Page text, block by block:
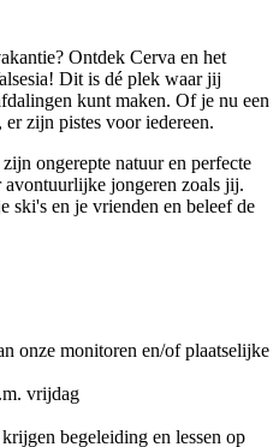
Ontdek Cerva en het
Dit is dé plek waar jij
kunt maken. Of je nu een
zijn pistes voor iedereen.
ongerepte natuur en perfecte
avontuurlijke jongeren zoals jij.
ski's en je vrienden en beleef de
onze monitoren en/of plaatselijke
vrijdag
begeleiding en lessen op